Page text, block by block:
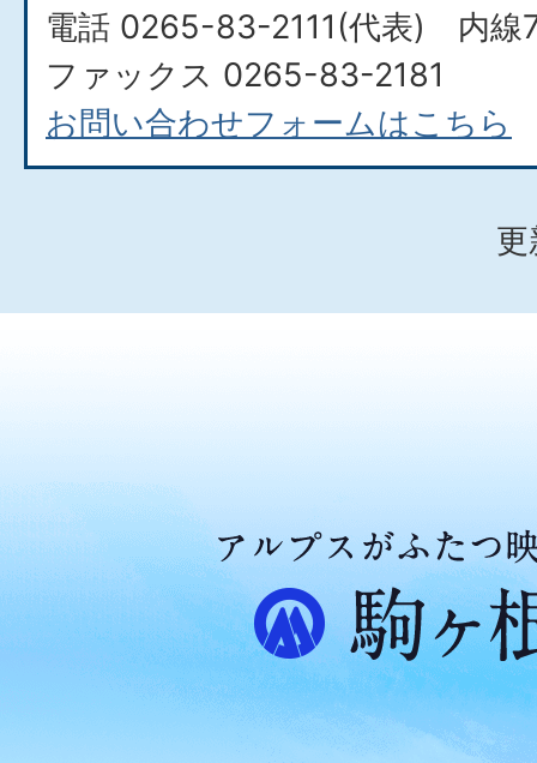
電話 0265-83-2111(代表) 内線
ファックス 0265-83-2181
お問い合わせフォームはこちら
ア
ル
プ
ス
が